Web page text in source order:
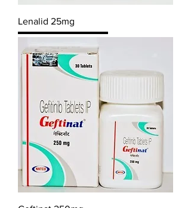
Lenalid 25mg